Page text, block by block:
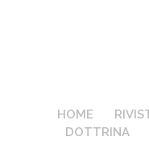
HOME
DOTTRINA